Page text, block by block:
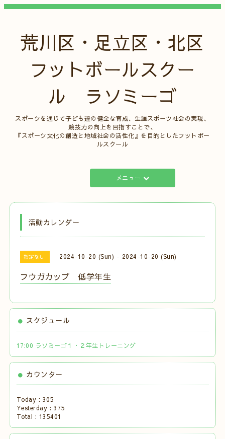
荒川区・足立区・北区
フットボールスクー
ル ラソミーゴ
スポーツを通じて子ども達の健全な育成、生涯スポーツ社会の実現、
競技力の向上を目指すことで、
『スポーツ文化の創造と地域社会の活性化』を目的としたフットボー
ルスクール
メニュー
活動カレンダー
指定なし 2024-10-20 (Sun) - 2024-10-20 (Sun)
フウガカップ 低学年生
スケジュール
17:00 ラソミーゴ１・２年生トレーニング
カウンター
Today : 305
Yesterday : 375
Total : 135401